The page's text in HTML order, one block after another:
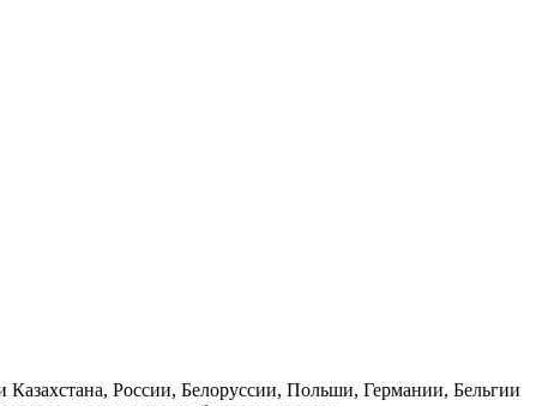
России, Белоруссии, Польши, Германии, Бельгии